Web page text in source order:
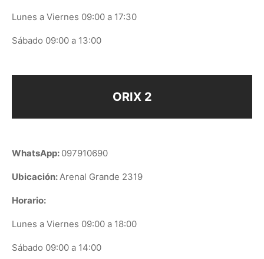
Lunes a Viernes 09:00 a 17:30
Sábado 09:00 a 13:00
ORIX 2
WhatsApp: 097910690
Ubicación:Arenal Grande 2319
Horario:
Lunes a Viernes 09:00 a 18:00
Sábado 09:00 a 14:00